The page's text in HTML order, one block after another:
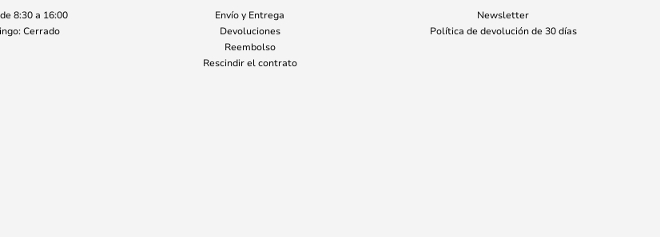
8:30 a 16:00
Cerrado
Envío y Entrega
Devoluciones
Reembolso
Rescindir el contrato
Newsletter
Política de devolución de 30 días